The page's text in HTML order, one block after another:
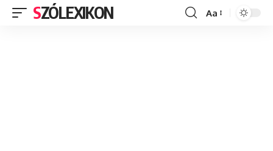
SZÓLEXIKON
Font
Aa